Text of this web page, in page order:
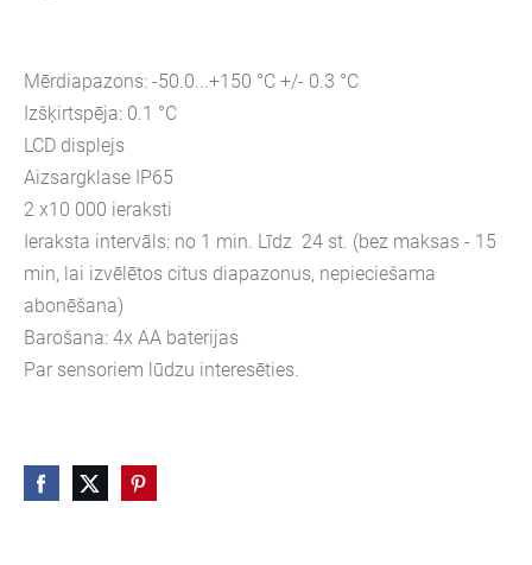
Mērdiapazons: -50.0...+150 °C +/- 0.3 °C
Izšķirtspēja: 0.1 °C
LCD displejs
Aizsargklase IP65
2 x10 000 ieraksti
Ieraksta intervāls: no 1 min. Līdz 24 st. (bez maksas - 15
min, lai izvēlētos citus diapazonus, nepieciešama
abonēšana)
Barošana: 4x AA baterijas
Par sensoriem lūdzu interesēties.